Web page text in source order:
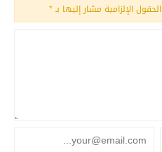
الحقول الإلزامية مشار إليها بـ*